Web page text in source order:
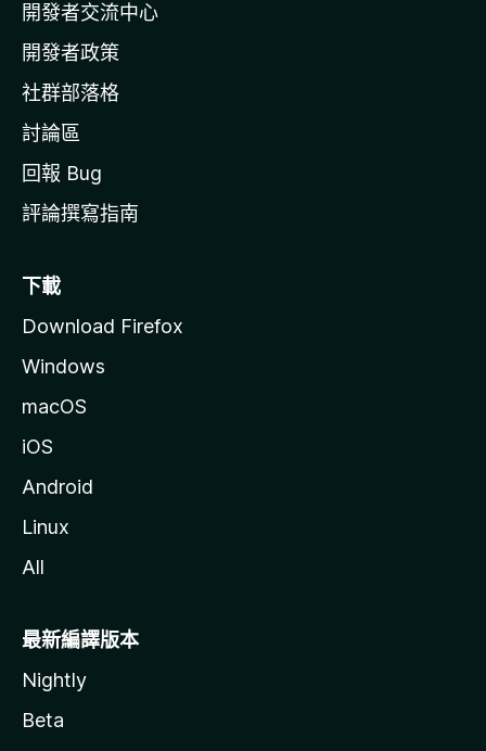
官
網
開發者交流中心
開發者政策
社群部落格
討論區
回報 Bug
評論撰寫指南
下載
Download Firefox
Windows
macOS
iOS
Android
Linux
All
最新編譯版本
Nightly
Beta